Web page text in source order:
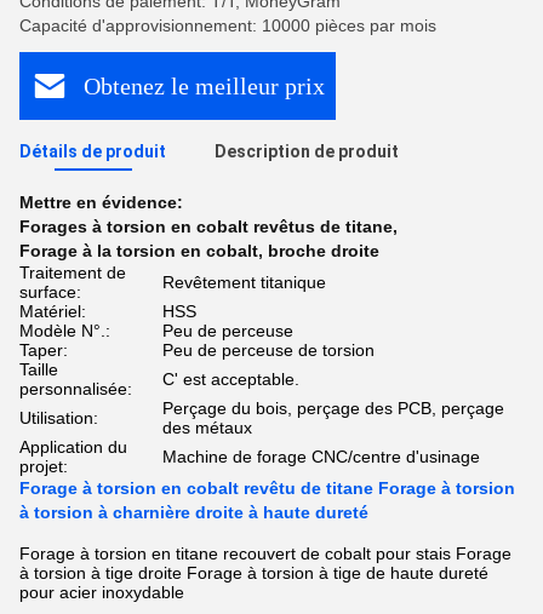
Capacité d'approvisionnement: 10000 pièces par mois
Obtenez le meilleur prix
Détails de produit Description de produit
Mettre en évidence:
Forages à torsion en cobalt revêtus de titane,
Forage à la torsion en cobalt, broche droite
Traitement de
surface:
Revêtement titanique
Matériel:
HSS
Modèle N°.:
Peu de perceuse
Taper:
Peu de perceuse de torsion
Taille
personnalisée:
C' est acceptable.
Utilisation:
Perçage du bois, perçage des PCB, perçage
des métaux
Application du
projet:
Machine de forage CNC/centre d'usinage
Forage à torsion en cobalt revêtu de titane Forage à torsion
à torsion à charnière droite à haute dureté
Forage à torsion en titane recouvert de cobalt pour stais Forage
à torsion à tige droite Forage à torsion à tige de haute dureté
pour acier inoxydable